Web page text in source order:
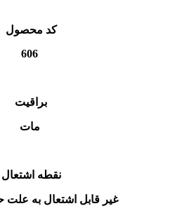
کد محصول
606
براقیت
مات
نقطه اشتعال
غیر قابل اشتعال به علت